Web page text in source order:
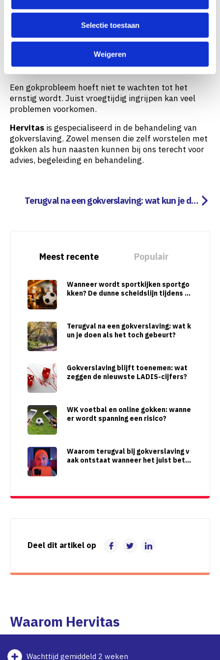
Selectie toestaan
Weigeren
verbonden is.
Merk je dat gokken een steeds grotere rol gaat
spelen tijdens sporttoernooien? Of maak je je zorgen
Dan is het belangrijk om hierover te praten en tijdig
hulp te zoeken.
Een gokprobleem hoeft niet te wachten tot het
ernstig wordt. Juist vroegtijdig ingrijpen kan veel
problemen voorkomen.
Hervitas is gespecialiseerd in de behandeling van
gokverslaving. Zowel mensen die zelf worstelen met
gokken als hun naasten kunnen bij ons terecht voor
advies, begeleiding en behandeling.
Terugval na een gokverslaving: wat kun je doe
Meest recente Populair
Wanneer wordt sportkijken sportgo
kken? De dunne scheidslijn tijdens gr
Terugval na een gokverslaving: wat k
un je doen als het toch gebeurt?
Gokverslaving blijft toenemen: wat
zeggen de nieuwste LADIS-cijfers?
WK voetbal en online gokken: wanne
er wordt spanning een risico?
Waarom terugval bij gokverslaving v
aak ontstaat wanneer het juist beter
Deel dit artikel op
Waarom Hervitas
Wachttijd gemiddeld 2 weken